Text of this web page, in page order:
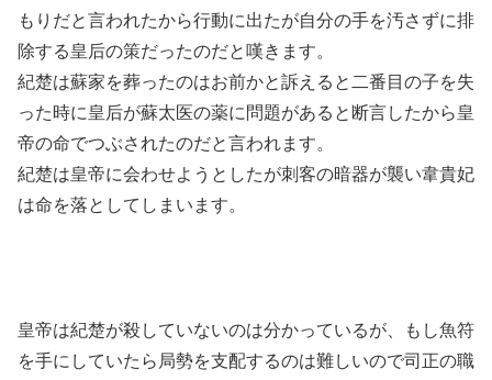
もりだと言われたから行動に出たが自分の手を汚さずに排
除する皇后の策だったのだと嘆きます。
紀楚は蘇家を葬ったのはお前かと訴えると二番目の子を失
った時に皇后が蘇太医の薬に問題があると断言したから皇
帝の命でつぶされたのだと言われます。
紀楚は皇帝に会わせようとしたが刺客の暗器が襲い韋貴妃
は命を落としてしまいます。
皇帝は紀楚が殺していないのは分かっているが、もし魚符
を手にしていたら局勢を支配するのは難しいので司正の職